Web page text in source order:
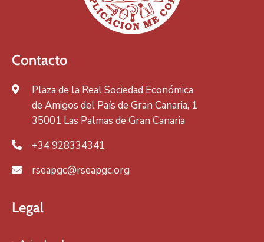
Contacto
Plaza de la Real Sociedad Económica
de Amigos del País de Gran Canaria, 1
35001 Las Palmas de Gran Canaria
+34 928334341
rseapgc@rseapgc.org
Legal